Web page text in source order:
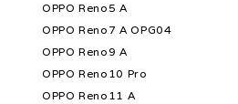
OPPO Reno5 A
OPPO Reno7 A OPG04
OPPO Reno9 A
OPPO Reno10 Pro
OPPO Reno11 A